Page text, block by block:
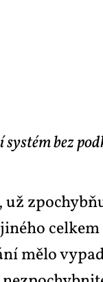
bez
mě­lo